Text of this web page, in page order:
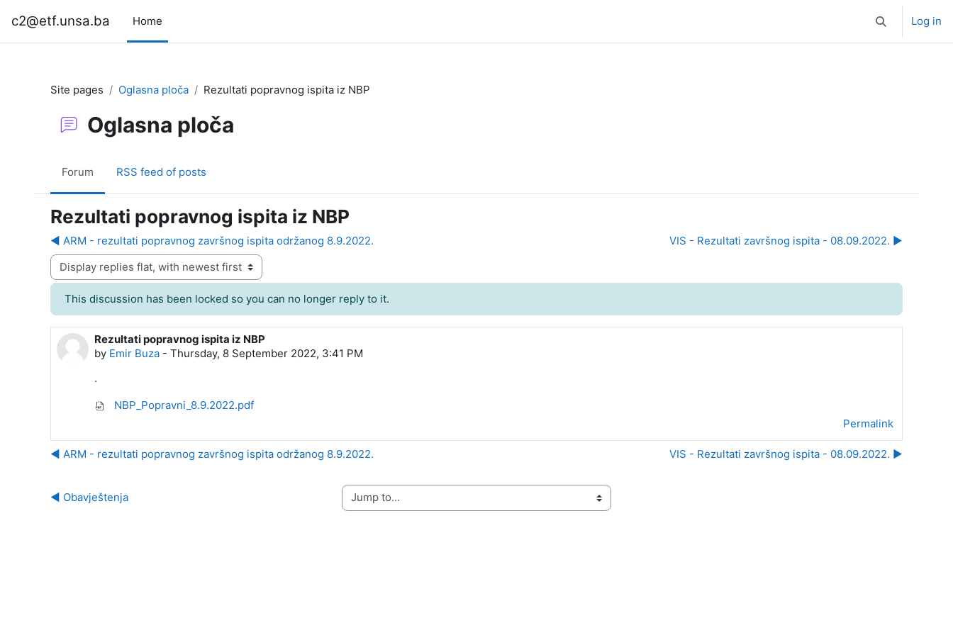
c2@etf.unsa.ba Home Toggle search
Log in
Site pages Oglasna ploča Rezultati popravnog ispita iz NBP
Oglasna ploča
Forum RSS feed of posts
Rezultati popravnog ispita iz NBP
◀︎ ARM - rezultati popravnog završnog ispita održanog 8.9.2022.
VIS - Rezultati završnog ispita - 08.09.2022. ▶︎
Display mode
This discussion has been locked so you can no longer reply to it.
Rezultati popravnog ispita iz NBP
by Emir Buza - Thursday, 8 September 2022, 3:41 PM
Number of replies: 0
.
NBP_Popravni_8.9.2022.pdf
Permalink
◀︎ ARM - rezultati popravnog završnog ispita održanog 8.9.2022. VIS - Rezultati završnog ispita - 08.09.2022. ▶︎
◀︎ Obavještenja Jump to...